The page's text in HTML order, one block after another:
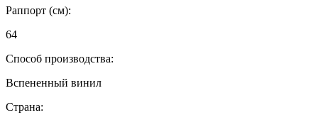
Раппорт (см):
64
Способ производства:
Вспененный винил
Страна: